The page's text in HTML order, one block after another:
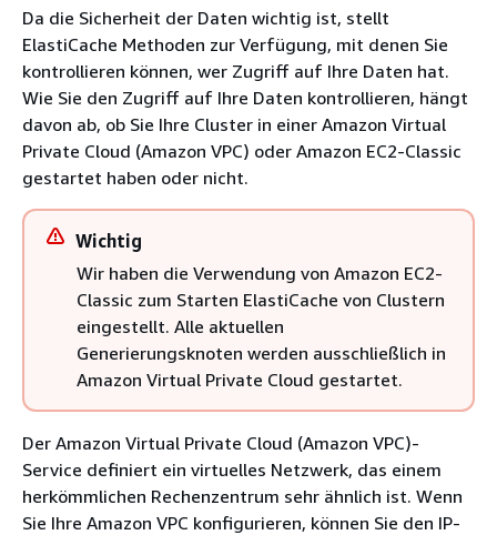
Da die Sicherheit der Daten wichtig ist, stellt
ElastiCache Methoden zur Verfügung, mit denen Sie
kontrollieren können, wer Zugriff auf Ihre Daten hat.
Wie Sie den Zugriff auf Ihre Daten kontrollieren, hängt
davon ab, ob Sie Ihre Cluster in einer Amazon Virtual
Private Cloud (Amazon VPC) oder Amazon EC2-Classic
gestartet haben oder nicht.
Wichtig
Wir haben die Verwendung von Amazon EC2-
Classic zum Starten ElastiCache von Clustern
eingestellt. Alle aktuellen
Generierungsknoten werden ausschließlich in
Amazon Virtual Private Cloud gestartet.
Der Amazon Virtual Private Cloud (Amazon VPC)-
Service definiert ein virtuelles Netzwerk, das einem
herkömmlichen Rechenzentrum sehr ähnlich ist. Wenn
Sie Ihre Amazon VPC konfigurieren, können Sie den IP-